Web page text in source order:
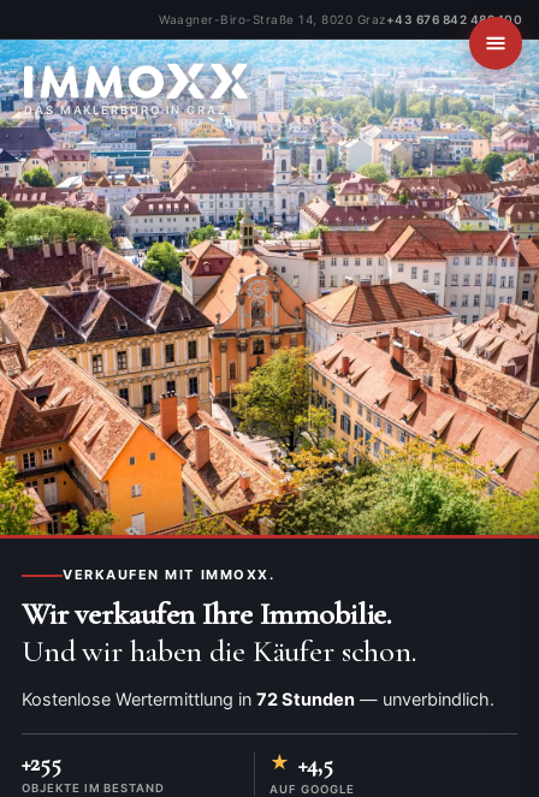
Waagner-Biro-Straße 14, 8020 Graz+43 676 842 489 100
DAS MAKLERBÜRO IN GRAZ
VERKAUFEN MIT IMMOXX.
Wir verkaufen Ihre Immobilie.
Und wir haben die Käufer schon.
Kostenlose Wertermittlung in 72 Stunden — unverbindlich.
+255
OBJEKTE IM BESTAND
★ +4,5
AUF GOOGLE